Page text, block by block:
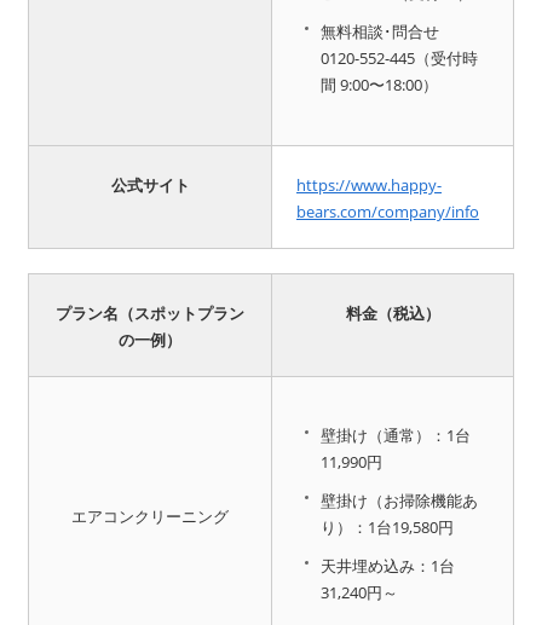
無料相談･問合せ
0120-552-445（受付時
間 9:00〜18:00）
公式サイト
https://www.happy-
bears.com/company/info
プラン名（スポットプラン
の一例）
料金（税込）
エアコンクリーニング
壁掛け（通常）：1台
11,990円
壁掛け（お掃除機能あ
り）：1台19,580円
天井埋め込み：1台
31,240円～